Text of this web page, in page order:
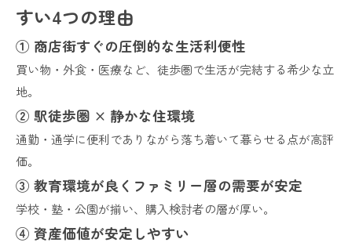
すい4つの理由
① 商店街すぐの圧倒的な生活利便性
買い物・外食・医療など、徒歩圏で生活が完結する希少な立
地。
② 駅徒歩圏 × 静かな住環境
通勤・通学に便利でありながら落ち着いて暮らせる点が高評
価。
③ 教育環境が良くファミリー層の需要が安定
学校・塾・公園が揃い、購入検討者の層が厚い。
④ 資産価値が安定しやすい